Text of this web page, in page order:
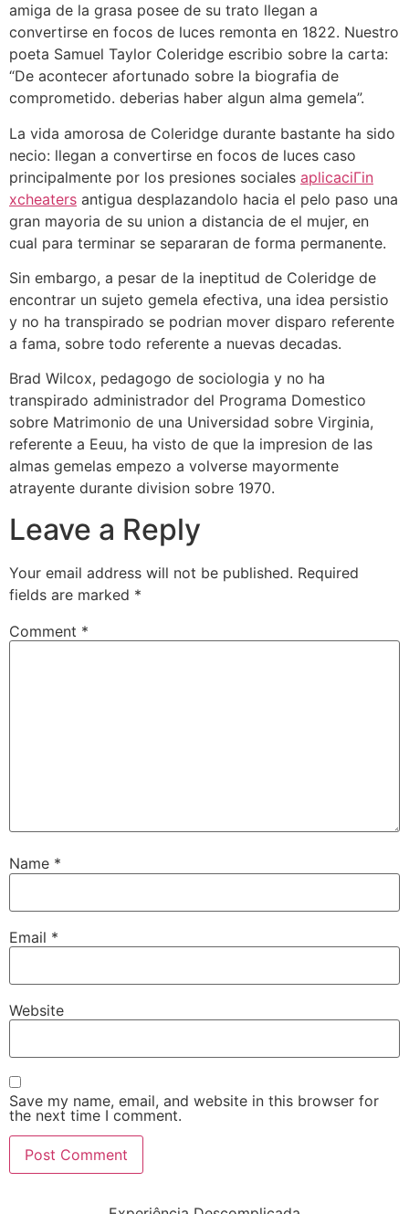
amiga de la grasa posee de su trato llegan a
convertirse en focos de luces remonta en 1822. Nuestro
poeta Samuel Taylor Coleridge escribio sobre la carta:
“De acontecer afortunado sobre la biografia de
comprometido. deberias haber algun alma gemela”.
La vida amorosa de Coleridge durante bastante ha sido
necio: llegan a convertirse en focos de luces caso
principalmente por los presiones sociales aplicaciГіn
xcheaters antigua desplazandolo hacia el pelo paso una
gran mayoria de su union a distancia de el mujer, en
cual para terminar se separaran de forma permanente.
Sin embargo, a pesar de la ineptitud de Coleridge de
encontrar un sujeto gemela efectiva, una idea persistio
y no ha transpirado se podri­an mover disparo referente
a fama, sobre todo referente a nuevas decadas.
Brad Wilcox, pedagogo de sociologia y no ha
transpirado administrador del Programa Domestico
sobre Matrimonio de una Universidad sobre Virginia,
referente a Eeuu, ha visto de que la impresion de las
almas gemelas empezo a volverse mayormente
atrayente durante division sobre 1970.
Leave a Reply
Your email address will not be published. Required
fields are marked *
Comment *
Name *
Email *
Website
Save my name, email, and website in this browser for
the next time I comment.